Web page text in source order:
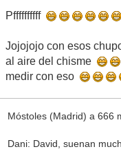
Pffffffffff
Jojojojo con esos
al aire del chisme
medir con eso
Móstoles (Madrid) a 666
Dani: David, suenan